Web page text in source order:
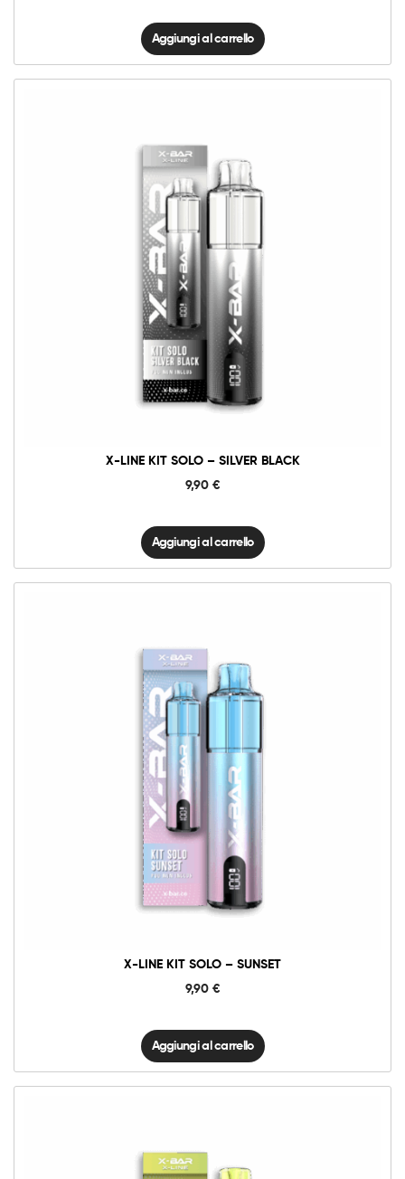
Aggiungi al carrello
X-LINE KIT SOLO – SILVER BLACK
9,90 €
Solo
Silver
Black
Aggiungi al carrello
X-LINE KIT SOLO – SUNSET
9,90 €
Kit
Sunset
quantità
Aggiungi al carrello